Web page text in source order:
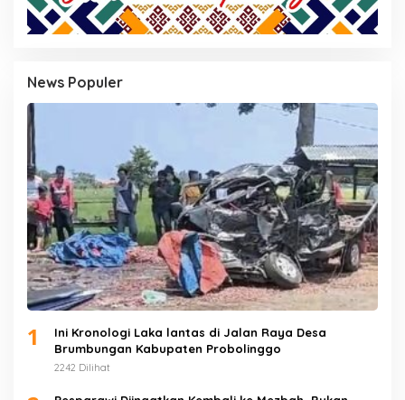
News Populer
1
Ini Kronologi Laka lantas di Jalan Raya Desa
Brumbungan Kabupaten Probolinggo
2242 Dilihat